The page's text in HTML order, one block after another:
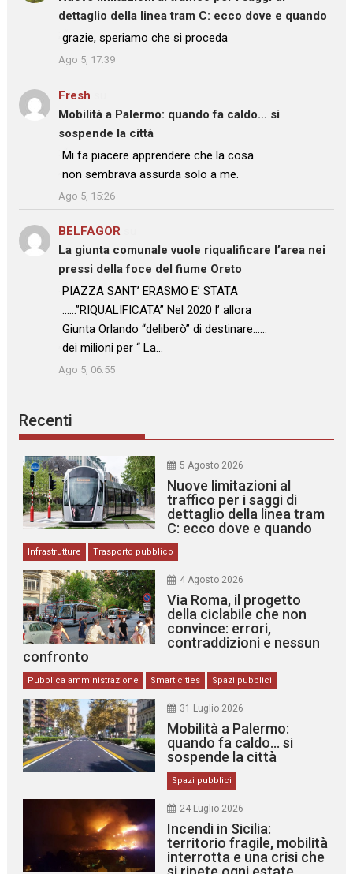
dettaglio della linea tram C: ecco dove e quando
: “
grazie, speriamo che si proceda
”
Ago 5, 17:39
Fresh
Mobilità a Palermo: quando fa caldo… si
sospende la città
: “
Mi fa piacere apprendere che la cosa
non sembrava assurda solo a me.
”
Ago 5, 15:26
BELFAGOR
La giunta comunale vuole riqualificare l’area nei
pressi della foce del fiume Oreto
: “
PIAZZA SANT’ ERASMO E’ STATA
……”RIQUALIFICATA” Nel 2020 l’ allora
Giunta Orlando “deliberò” di destinare……
dei milioni per “ La…
”
Ago 5, 06:55
Recenti
5 Agosto 2026
Nuove limitazioni al
traffico per i saggi di
dettaglio della linea tram
C: ecco dove e quando
Infrastrutture Trasporto pubblico
4 Agosto 2026
Via Roma, il progetto
della ciclabile che non
convince: errori,
contraddizioni e nessun
confronto
Pubblica amministrazione Smart cities Spazi pubblici
31 Luglio 2026
Mobilità a Palermo:
quando fa caldo… si
sospende la città
Spazi pubblici
24 Luglio 2026
Incendi in Sicilia:
territorio fragile, mobilità
interrotta e una crisi che